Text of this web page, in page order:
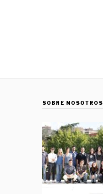
SOBRE NOSOTROS